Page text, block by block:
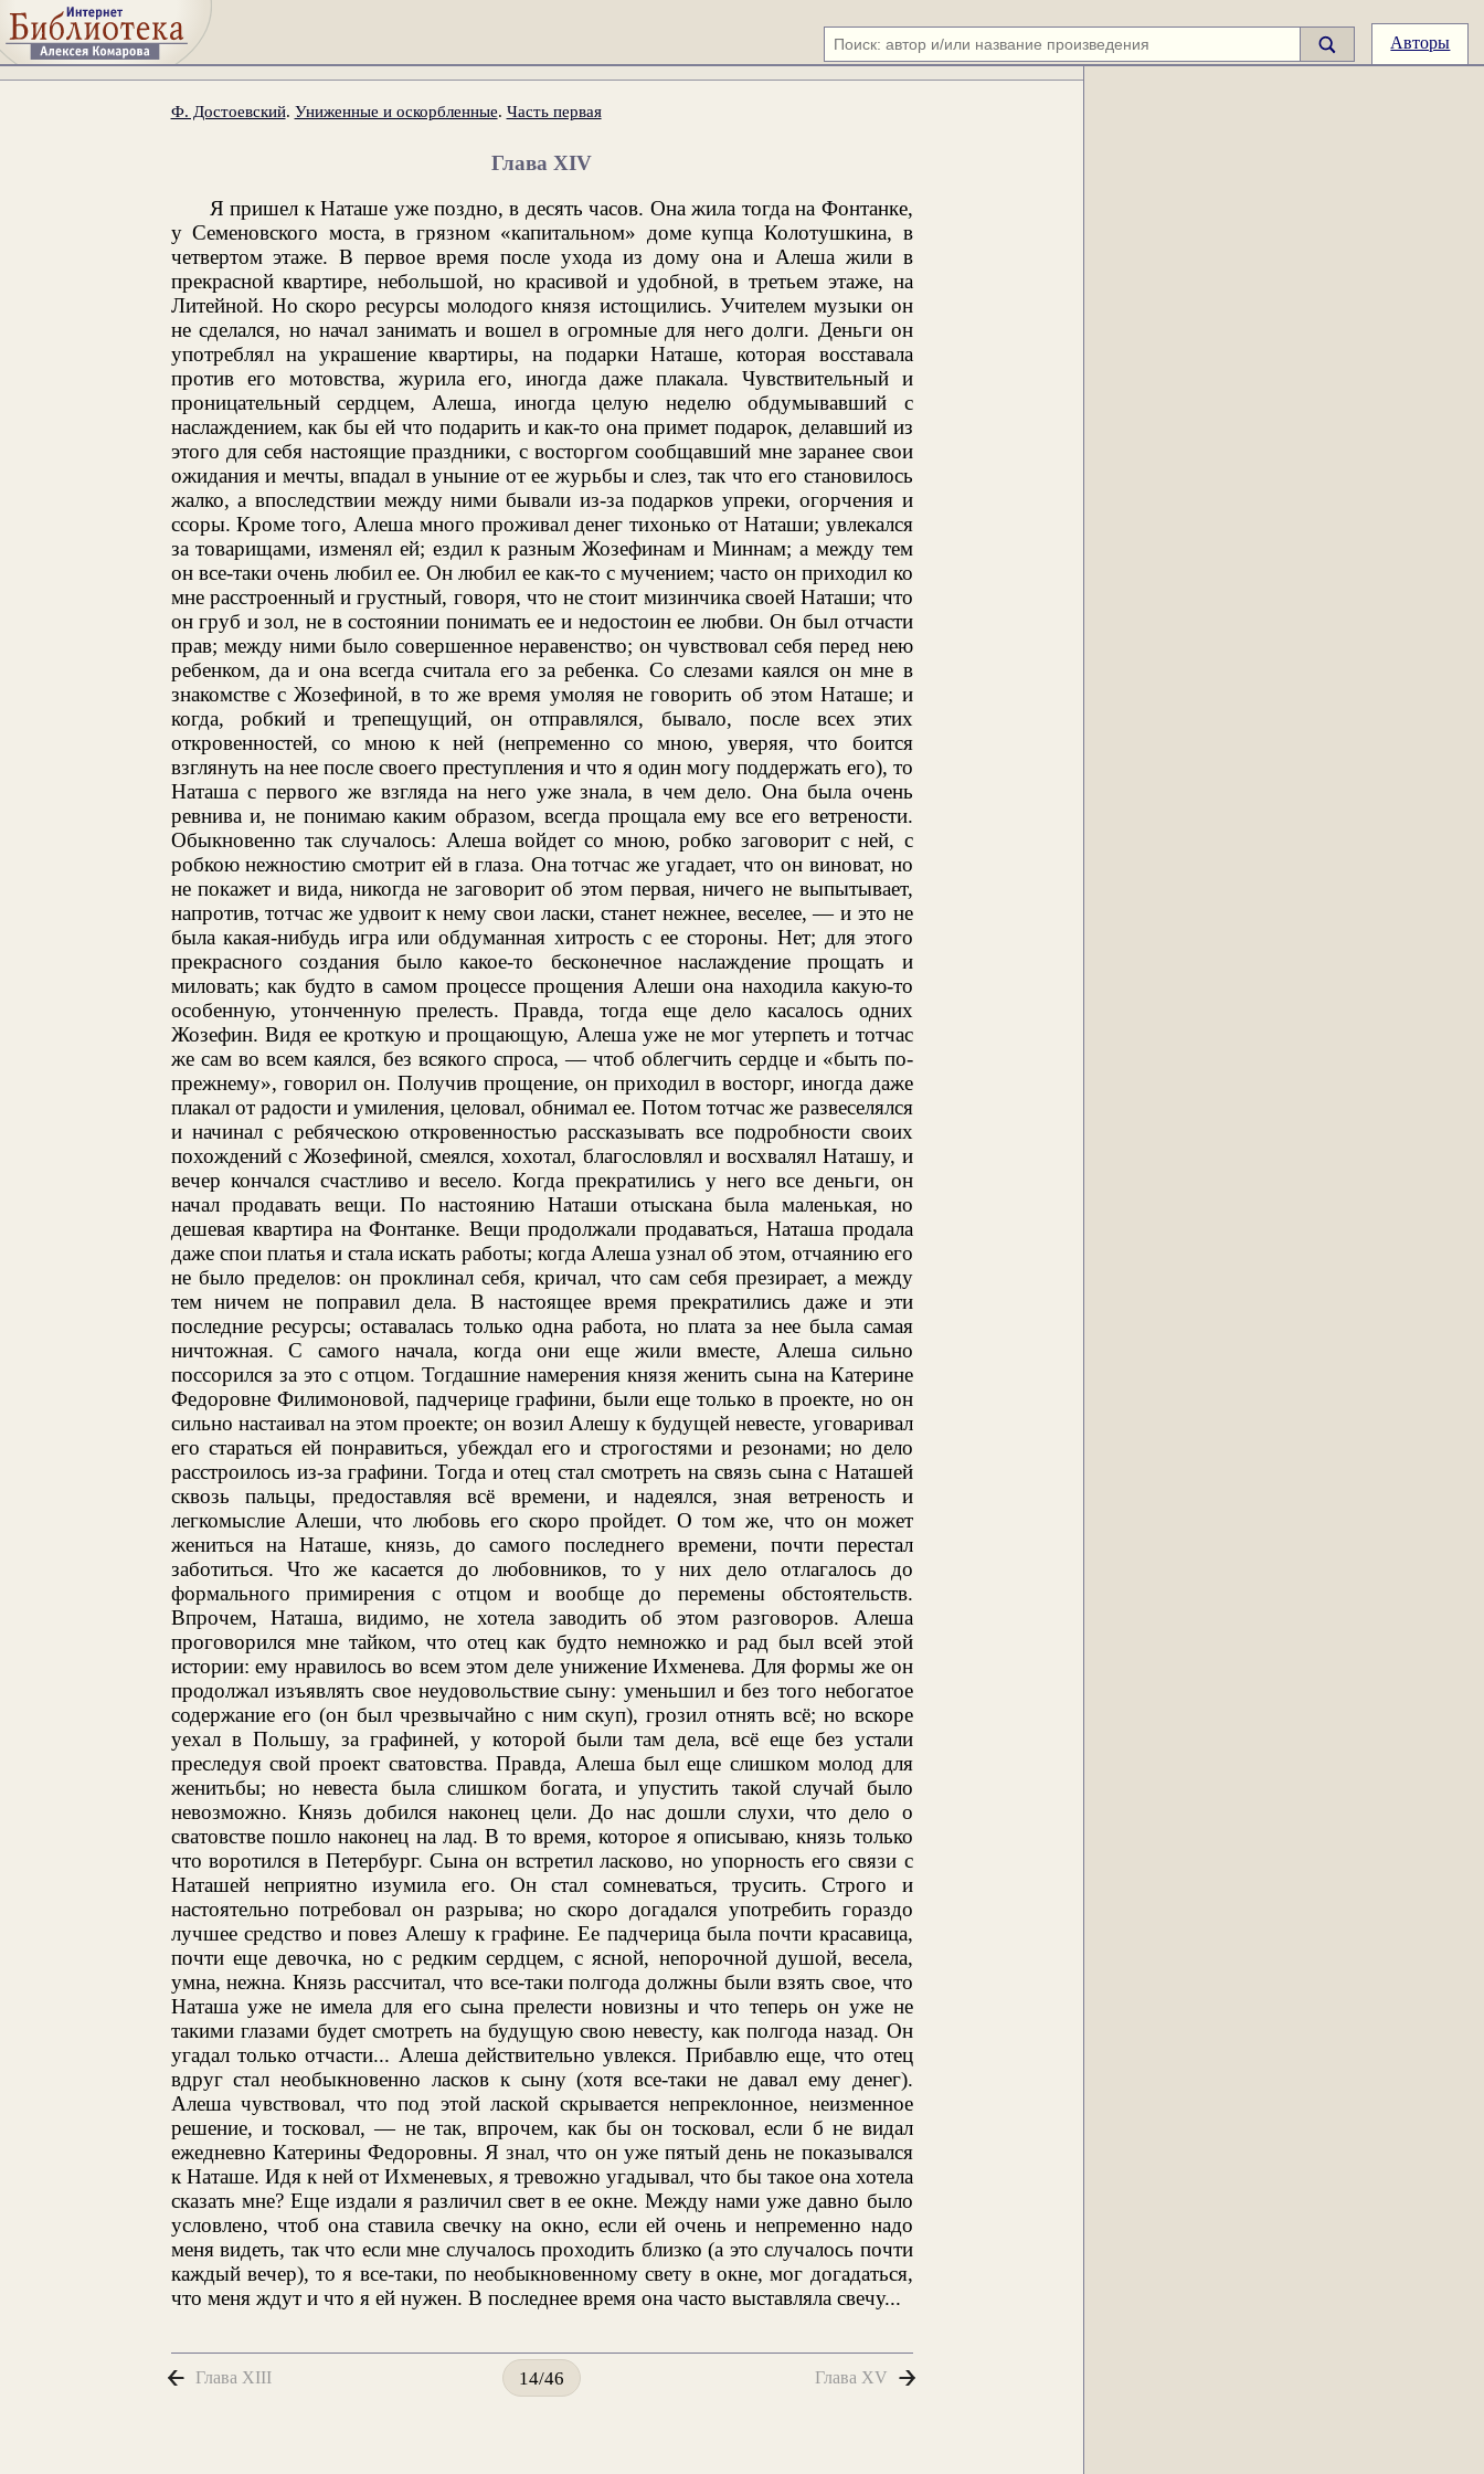
Авторы
Ф. Достоевский. Униженные и оскорбленные. Часть первая
Глава XIV
Я пришел к Наташе уже поздно, в десять часов. Она жила тогда на Фонтанке,
у Семеновского моста, в грязном «капитальном» доме купца Колотушкина, в
четвертом этаже. В первое время после ухода из дому она и Алеша жили в
прекрасной квартире, небольшой, но красивой и удобной, в третьем этаже, на
Литейной. Но скоро ресурсы молодого князя истощились. Учителем музыки он
не сделался, но начал занимать и вошел в огромные для него долги. Деньги он
употреблял на украшение квартиры, на подарки Наташе, которая восставала
против его мотовства, журила его, иногда даже плакала. Чувствительный и
проницательный сердцем, Алеша, иногда целую неделю обдумывавший с
наслаждением, как бы ей что подарить и как-то она примет подарок, делавший из
этого для себя настоящие праздники, с восторгом сообщавший мне заранее свои
ожидания и мечты, впадал в уныние от ее журьбы и слез, так что его становилось
жалко, а впоследствии между ними бывали из-за подарков упреки, огорчения и
ссоры. Кроме того, Алеша много проживал денег тихонько от Наташи; увлекался
за товарищами, изменял ей; ездил к разным Жозефинам и Миннам; а между тем
он все-таки очень любил ее. Он любил ее как-то с мучением; часто он приходил ко
мне расстроенный и грустный, говоря, что не стоит мизинчика своей Наташи; что
он груб и зол, не в состоянии понимать ее и недостоин ее любви. Он был отчасти
прав; между ними было совершенное неравенство; он чувствовал себя перед нею
ребенком, да и она всегда считала его за ребенка. Со слезами каялся он мне в
знакомстве с Жозефиной, в то же время умоляя не говорить об этом Наташе; и
когда, робкий и трепещущий, он отправлялся, бывало, после всех этих
откровенностей, со мною к ней (непременно со мною, уверяя, что боится
взглянуть на нее после своего преступления и что я один могу поддержать его), то
Наташа с первого же взгляда на него уже знала, в чем дело. Она была очень
ревнива и, не понимаю каким образом, всегда прощала ему все его ветрености.
Обыкновенно так случалось: Алеша войдет со мною, робко заговорит с ней, с
робкою нежностию смотрит ей в глаза. Она тотчас же угадает, что он виноват, но
не покажет и вида, никогда не заговорит об этом первая, ничего не выпытывает,
напротив, тотчас же удвоит к нему свои ласки, станет нежнее, веселее, — и это не
была какая-нибудь игра или обдуманная хитрость с ее стороны. Нет; для этого
прекрасного создания было какое-то бесконечное наслаждение прощать и
миловать; как будто в самом процессе прощения Алеши она находила какую-то
особенную, утонченную прелесть. Правда, тогда еще дело касалось одних
Жозефин. Видя ее кроткую и прощающую, Алеша уже не мог утерпеть и тотчас
же сам во всем каялся, без всякого спроса, — чтоб облегчить сердце и «быть по-
прежнему», говорил он. Получив прощение, он приходил в восторг, иногда даже
плакал от радости и умиления, целовал, обнимал ее. Потом тотчас же развеселялся
и начинал с ребяческою откровенностью рассказывать все подробности своих
похождений с Жозефиной, смеялся, хохотал, благословлял и восхвалял Наташу, и
вечер кончался счастливо и весело. Когда прекратились у него все деньги, он
начал продавать вещи. По настоянию Наташи отыскана была маленькая, но
дешевая квартира на Фонтанке. Вещи продолжали продаваться, Наташа продала
даже спои платья и стала искать работы; когда Алеша узнал об этом, отчаянию его
не было пределов: он проклинал себя, кричал, что сам себя презирает, а между
тем ничем не поправил дела. В настоящее время прекратились даже и эти
последние ресурсы; оставалась только одна работа, но плата за нее была самая
ничтожная. С самого начала, когда они еще жили вместе, Алеша сильно
поссорился за это с отцом. Тогдашние намерения князя женить сына на Катерине
Федоровне Филимоновой, падчерице графини, были еще только в проекте, но он
сильно настаивал на этом проекте; он возил Алешу к будущей невесте, уговаривал
его стараться ей понравиться, убеждал его и строгостями и резонами; но дело
расстроилось из-за графини. Тогда и отец стал смотреть на связь сына с Наташей
сквозь пальцы, предоставляя всё времени, и надеялся, зная ветреность и
легкомыслие Алеши, что любовь его скоро пройдет. О том же, что он может
жениться на Наташе, князь, до самого последнего времени, почти перестал
заботиться. Что же касается до любовников, то у них дело отлагалось до
формального примирения с отцом и вообще до перемены обстоятельств.
Впрочем, Наташа, видимо, не хотела заводить об этом разговоров. Алеша
проговорился мне тайком, что отец как будто немножко и рад был всей этой
истории: ему нравилось во всем этом деле унижение Ихменева. Для формы же он
продолжал изъявлять свое неудовольствие сыну: уменьшил и без того небогатое
содержание его (он был чрезвычайно с ним скуп), грозил отнять всё; но вскоре
уехал в Польшу, за графиней, у которой были там дела, всё еще без устали
преследуя свой проект сватовства. Правда, Алеша был еще слишком молод для
женитьбы; но невеста была слишком богата, и упустить такой случай было
невозможно. Князь добился наконец цели. До нас дошли слухи, что дело о
сватовстве пошло наконец на лад. В то время, которое я описываю, князь только
что воротился в Петербург. Сына он встретил ласково, но упорность его связи с
Наташей неприятно изумила его. Он стал сомневаться, трусить. Строго и
настоятельно потребовал он разрыва; но скоро догадался употребить гораздо
лучшее средство и повез Алешу к графине. Ее падчерица была почти красавица,
почти еще девочка, но с редким сердцем, с ясной, непорочной душой, весела,
умна, нежна. Князь рассчитал, что все-таки полгода должны были взять свое, что
Наташа уже не имела для его сына прелести новизны и что теперь он уже не
такими глазами будет смотреть на будущую свою невесту, как полгода назад. Он
угадал только отчасти... Алеша действительно увлекся. Прибавлю еще, что отец
вдруг стал необыкновенно ласков к сыну (хотя все-таки не давал ему денег).
Алеша чувствовал, что под этой лаской скрывается непреклонное, неизменное
решение, и тосковал, — не так, впрочем, как бы он тосковал, если б не видал
ежедневно Катерины Федоровны. Я знал, что он уже пятый день не показывался
к Наташе. Идя к ней от Ихменевых, я тревожно угадывал, что бы такое она хотела
сказать мне? Еще издали я различил свет в ее окне. Между нами уже давно было
условлено, чтоб она ставила свечку на окно, если ей очень и непременно надо
меня видеть, так что если мне случалось проходить близко (а это случалось почти
каждый вечер), то я все-таки, по необыкновенному свету в окне, мог догадаться,
что меня ждут и что я ей нужен. В последнее время она часто выставляла свечу...
Глава XIII 14/46 Глава XV